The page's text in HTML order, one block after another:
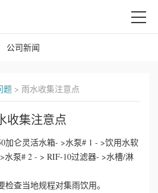
公司新闻
题 > 雨水收集注意点
收集注意点
加仑灵活水箱- >水泵# 1 - >饮用水软
水泵# 2 - > RIF-10过滤器- >水槽/淋
查当地规程对集雨饮用。